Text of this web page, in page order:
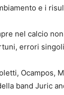
e i
nel calcio
errori
Ocampos,
band Juric